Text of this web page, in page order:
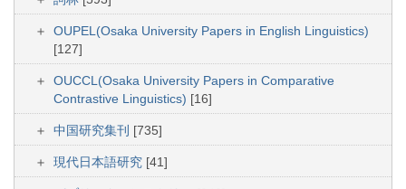
OUPEL(Osaka University Papers in English Linguistics)
[127]
OUCCL(Osaka University Papers in Comparative
Contrastive Linguistics) [16]
中国研究集刊 [735]
現代日本語研究 [41]